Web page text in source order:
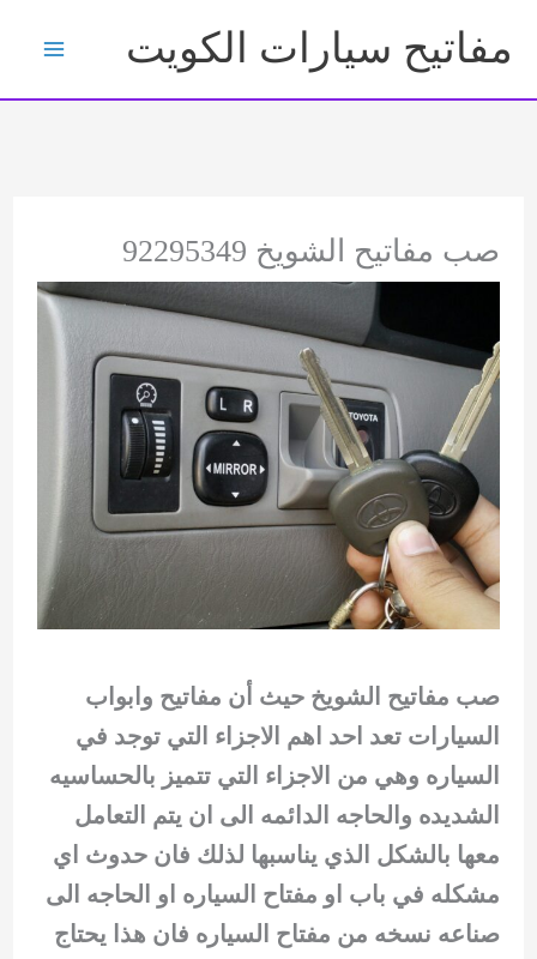
إلى
المحتوى
مفاتيح سيارات الكويت
صب مفاتيح الشويخ 92295349
صب مفاتيح الشويخ حيث أن مفاتيح وابواب
السيارات تعد احد اهم الاجزاء التي توجد في
السياره وهي من الاجزاء التي تتميز بالحساسيه
الشديده والحاجه الدائمه الى ان يتم التعامل
معها بالشكل الذي يناسبها لذلك فان حدوث اي
مشكله في باب او مفتاح السياره او الحاجه الى
صناعه نسخه من مفتاح السياره فان هذا يحتاج